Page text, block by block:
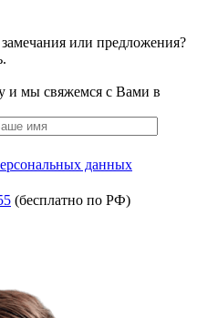
замечания или предложения?
и мы свяжемся с Вами в
данных
(бесплатно по РФ)